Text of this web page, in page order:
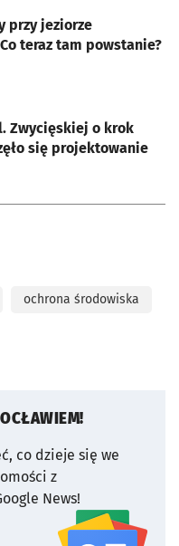
przy jeziorze
teraz tam powstanie?
Zwycięskiej o krok
się projektowanie
ochrona środowiska
co dzieje się we
z
News!